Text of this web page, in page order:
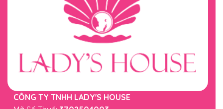
CÔNG TY TNHH LADY'S HOUSE